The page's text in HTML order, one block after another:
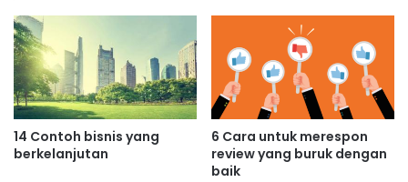
14 Contoh bisnis yang
berkelanjutan
6 Cara untuk merespon
review yang buruk dengan
baik